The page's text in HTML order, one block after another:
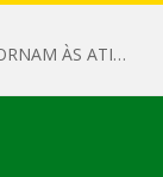
SERVIDORES DA CÂMARA MUNICIPAL RETORNAM ÀS ATIVIDADES APÓS O RECESSO PARLAMENTAR